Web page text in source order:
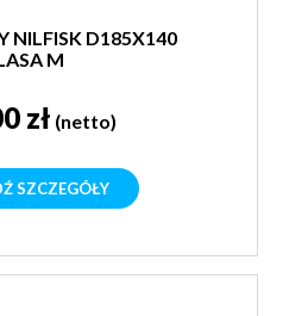
NILFISK D185X140
M
zł (netto)
SZCZEGÓŁY